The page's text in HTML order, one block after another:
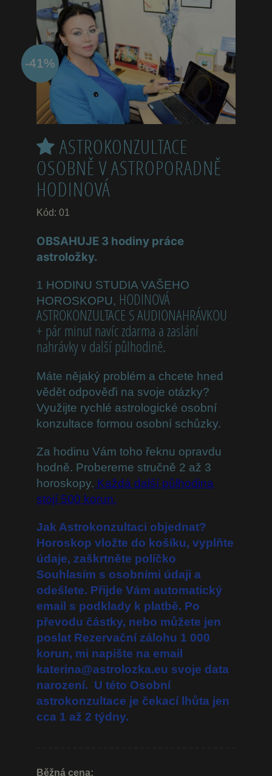
-41%
ASTROKONZULTACE
OSOBNĚ V ASTROPORADNĚ
HODINOVÁ
Kód: 01
OBSAHUJE 3 hodiny práce
astroložky.
1 HODINU STUDIA VAŠEHO
HOROSKOPU, HODINOVÁ
ASTROKONZULTACE S AUDIONAHRÁVKOU
+ pár minut navíc zdarma a zaslání
nahrávky v další půlhodině.
Máte nějaký problém a chcete hned
vědět odpověďi na svoje otázky?
Využijte rychlé astrologické osobní
konzultace formou osobní schůzky.
Za hodinu Vám toho řeknu opravdu
hodně. Probereme stručně 2 až 3
horoskopy. Každá další půlhodina
stojí 500 korun.
Jak Astrokonzultaci objednat?
Horoskop vložte do košíku, vyplňte
údaje, zaškrtněte políčko
Souhlasím s osobními údaji a
odešlete. Přijde Vám automatický
email s podklady k platbě. Po
převodu částky, nebo můžete jen
poslat Rezervační zálohu 1 000
korun, mi napište na email
katerina@astrolozka.eu svoje data
narození. U této Osobní
astrokonzultace je čekací lhůta jen
cca 1 až 2 týdny.
Běžná cena: